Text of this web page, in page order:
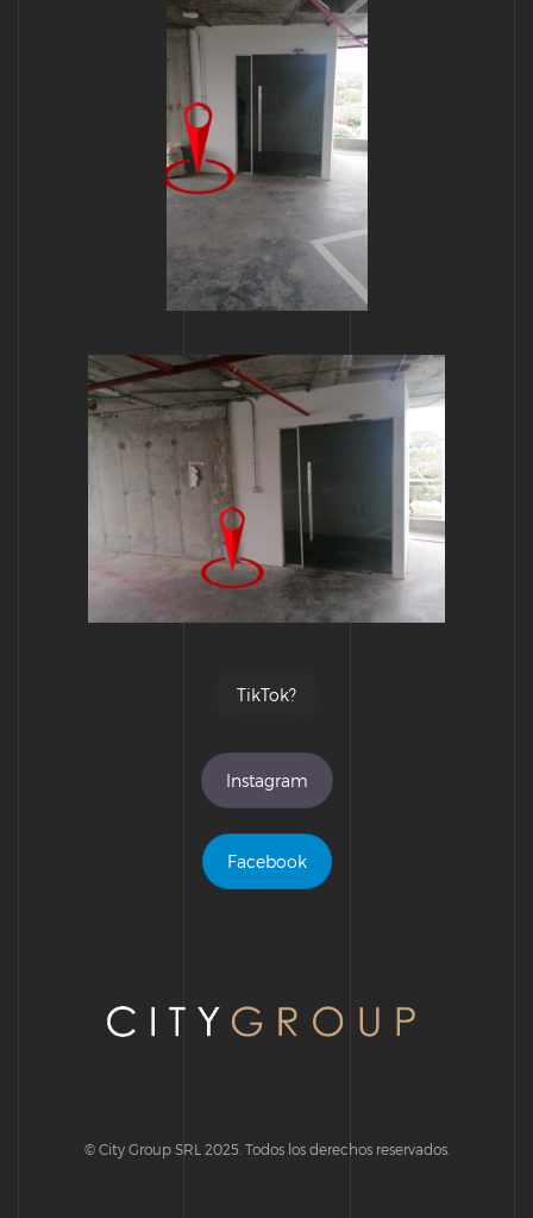
TikTok?
Instagram
Facebook
© City Group SRL 2025. Todos los derechos reservados.